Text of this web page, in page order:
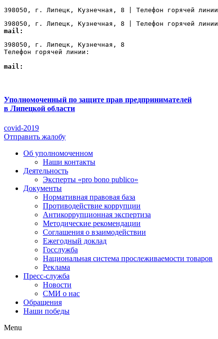
398050, г. Липецк, Кузнечная, 8 | Телефон горячей
398050, г. Липецк, Кузнечная, 8 | Телефон горячей
mail:
398050, г. Липецк, Кузнечная, 8
Телефон горячей линии:
mail:
Уполномоченный по защите прав предпринимателей
в Липецкой области
covid-2019
Отправить жалобу
Об уполномоченном
Наши контакты
Деятельность
Эксперты «pro bono publico»
Документы
Нормативная правовая база
Противодействие коррупции
Антикоррупционная экспертиза
Методические рекомендации
Соглашения о взаимодействии
Ежегодный доклад
Госслужба
Национальная система прослеживаемости товаров
Реклама
Пресс-служба
Новости
СМИ о нас
Обращения
Наши победы
Menu